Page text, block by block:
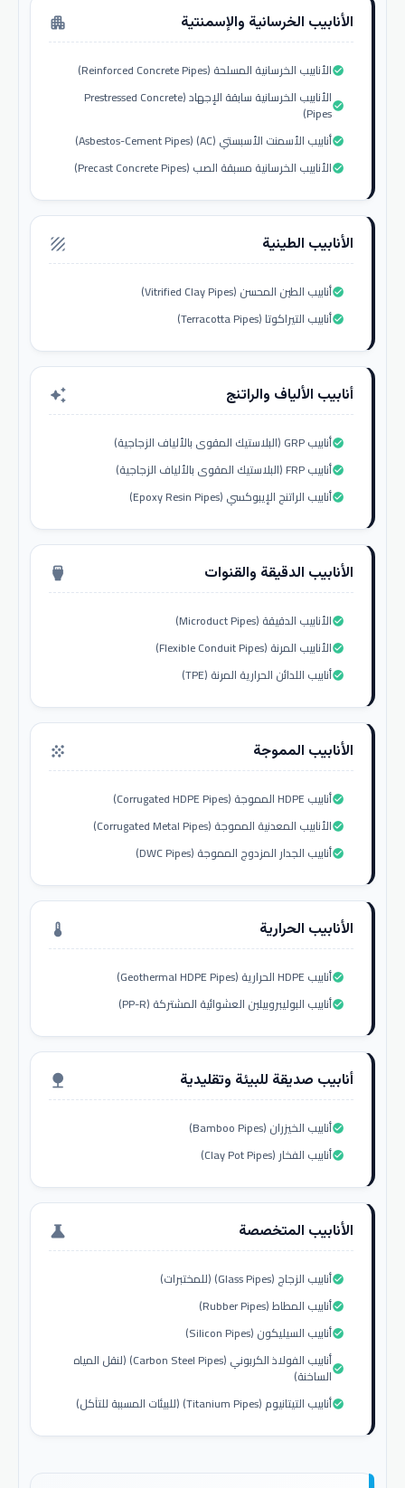
الأنابيب الخرسانية والإسمنتية apartment
الأنابيب الخرسانية المسلحة (Reinforced Concrete Pipes)check_circle
الأنابيب الخرسانية سابقة الإجهاد (Prestressed Concrete
Pipes)check_circle
أنابيب الأسمنت الأسبستي (AC) (Asbestos-Cement Pipes)check_circle
الأنابيب الخرسانية مسبقة الصب (Precast Concrete Pipes)check_circle
الأنابيب الطينية texture
أنابيب الطين المحسن (Vitrified Clay Pipes)check_circle
أنابيب التيراكوتا (Terracotta Pipes)check_circle
أنابيب الألياف والراتنج auto_awesome
أنابيب GRP (البلاستيك المقوى بالألياف الزجاجية)check_circle
أنابيب FRP (البلاستيك المقوى بالألياف الزجاجية)check_circle
أنابيب الراتنج الإيبوكسي (Epoxy Resin Pipes)check_circle
الأنابيب الدقيقة والقنوات settings_input_hdmi
الأنابيب الدقيقة (Microduct Pipes)check_circle
الأنابيب المرنة (Flexible Conduit Pipes)check_circle
أنابيب اللدائن الحرارية المرنة (TPE)check_circle
الأنابيب المموجة grain
أنابيب HDPE المموجة (Corrugated HDPE Pipes)check_circle
الأنابيب المعدنية المموجة (Corrugated Metal Pipes)check_circle
أنابيب الجدار المزدوج المموجة (DWC Pipes)check_circle
الأنابيب الحرارية thermostat
أنابيب HDPE الحرارية (Geothermal HDPE Pipes)check_circle
أنابيب البوليبروبيلين العشوائية المشتركة (PP-R)check_circle
أنابيب صديقة للبيئة وتقليدية nature
أنابيب الخيزران (Bamboo Pipes)check_circle
أنابيب الفخار (Clay Pot Pipes)check_circle
الأنابيب المتخصصة science
أنابيب الزجاج (Glass Pipes) (للمختبرات)check_circle
أنابيب المطاط (Rubber Pipes)check_circle
أنابيب السيليكون (Silicon Pipes)check_circle
أنابيب الفولاذ الكربوني (Carbon Steel Pipes) (لنقل المياه
الساخنة)check_circle
أنابيب التيتانيوم (Titanium Pipes) (للبيئات المسببة للتآكل)check_circle